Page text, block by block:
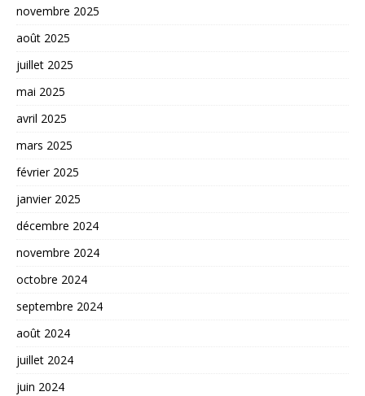
novembre 2025
août 2025
juillet 2025
mai 2025
avril 2025
mars 2025
février 2025
janvier 2025
décembre 2024
novembre 2024
octobre 2024
septembre 2024
août 2024
juillet 2024
juin 2024